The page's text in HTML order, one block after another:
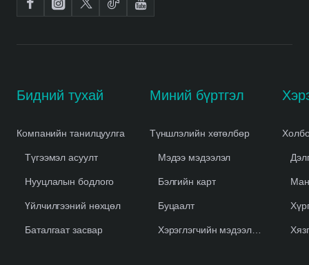
Бидний тухай
Компанийн танилцуулга
Түгээмэл асуулт
Нууцлалын бодлого
Үйлчилгээний нөхцөл
Баталгаат засвар
Миний бүртгэл
Түншлэлийн хөтөлбөр
Мэдээ мэдээлэл
Бэлгийн карт
Буцаалт
Хэрэглэгчийн мэдээлэл устгах